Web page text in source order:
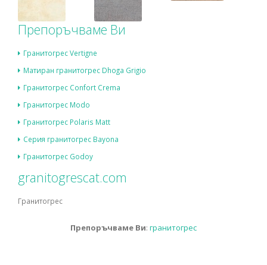
Препоръчваме Ви
Гранитогрес Vertigne
Матиран гранитогрес Dhoga Grigio
Гранитогрес Confort Crema
Гранитогрес Modo
Гранитогрес Polaris Matt
Серия гранитогрес Bayona
Гранитогрес Godoy
granitogrescat.com
Гранитогрес
Препоръчваме Ви: гранитогрес